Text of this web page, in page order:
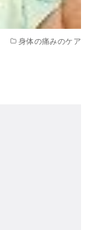
身体の痛みのケア